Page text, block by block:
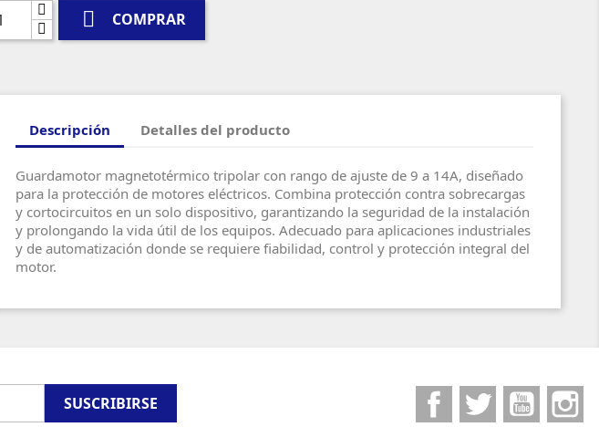
 COMPRAR
Descripción Detalles del producto
Guardamotor magnetotérmico tripolar con rango de ajuste de 9 a 14A, diseñado
para la protección de motores eléctricos. Combina protección contra sobrecargas
y cortocircuitos en un solo dispositivo, garantizando la seguridad de la instalación
y prolongando la vida útil de los equipos. Adecuado para aplicaciones industriales
y de automatización donde se requiere fiabilidad, control y protección integral del
motor.
FacebookTwitter YouTube